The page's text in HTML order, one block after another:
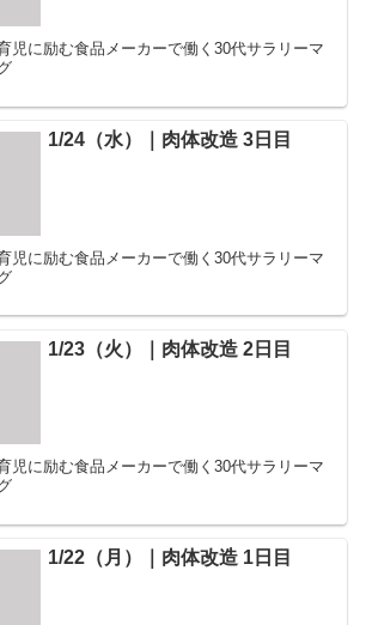
児に励む食品メーカーで働く30代サラリーマ
1/24（水）｜肉体改造 3日目
児に励む食品メーカーで働く30代サラリーマ
1/23（火）｜肉体改造 2日目
児に励む食品メーカーで働く30代サラリーマ
1/22（月）｜肉体改造 1日目